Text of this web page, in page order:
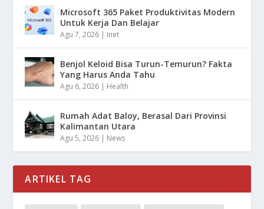
Microsoft 365 Paket Produktivitas Modern
Untuk Kerja Dan Belajar
Agu 7, 2026 | Inet
Benjol Keloid Bisa Turun-Temurun? Fakta
Yang Harus Anda Tahu
Agu 6, 2026 | Health
Rumah Adat Baloy, Berasal Dari Provinsi
Kalimantan Utara
Agu 5, 2026 | News
ARTIKEL TAG